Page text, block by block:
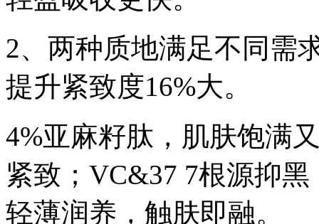
2、两种质地满足不同需
提升紧致度16%大。
4%亚麻籽肽，肌肤饱满
紧致；VC&37 7根源抑
轻薄润养，触肤即融。